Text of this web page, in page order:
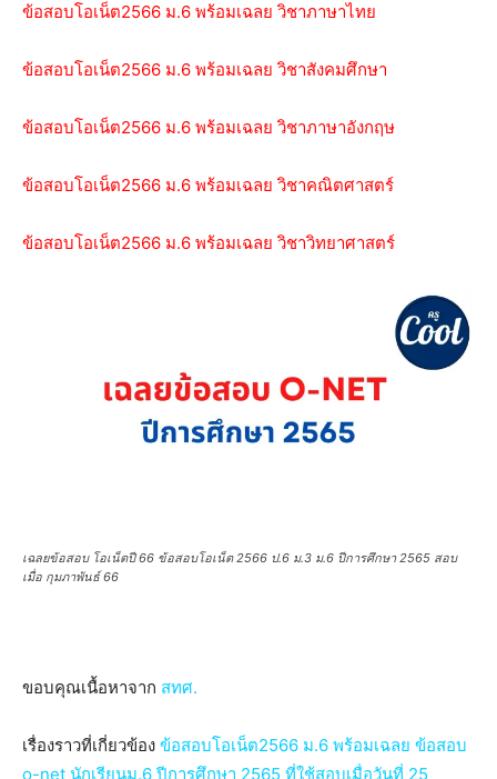
ข้อสอบโอเน็ต2566 ม.6 พร้อมเฉลย วิชาภาษาไทย
ข้อสอบโอเน็ต2566 ม.6 พร้อมเฉลย วิชาสังคมศึกษา
ข้อสอบโอเน็ต2566 ม.6 พร้อมเฉลย วิชาภาษาอังกฤษ
ข้อสอบโอเน็ต2566 ม.6 พร้อมเฉลย วิชาคณิตศาสตร์
ข้อสอบโอเน็ต2566 ม.6 พร้อมเฉลย วิชาวิทยาศาสตร์
เฉลยข้อสอบ โอเน็ตปี 66 ข้อสอบโอเน็ต 2566 ป.6 ม.3 ม.6 ปีการศึกษา 2565 สอบ
เมื่อ กุมภาพันธ์ 66
ขอบคุณเนื้อหาจาก สทศ.
เรื่องราวที่เกี่ยวข้อง ข้อสอบโอเน็ต2566 ม.6 พร้อมเฉลย ข้อสอบ
o-net นักเรียนม.6 ปีการศึกษา 2565 ที่ใช้สอบเมื่อวันที่ 25